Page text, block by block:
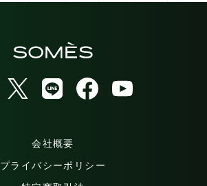
会社概要
プライバシーポリシー